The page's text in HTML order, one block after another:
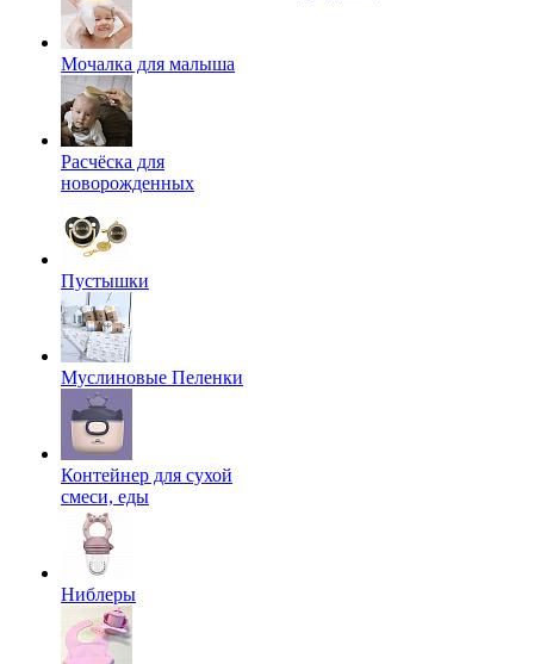
Мочалка для малыша
Расчёска для
новорожденных
Пустышки
Муслиновые Пеленки
Контейнер для сухой
смеси, еды
Ниблеры